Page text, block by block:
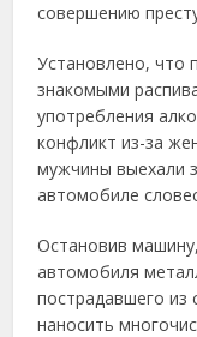
совершению
Установлено, что
знакомыми
употребления
конфликт из-за
мужчины выехали
автомобиле
Остановив
автомобиля
пострадавшего из
наносить